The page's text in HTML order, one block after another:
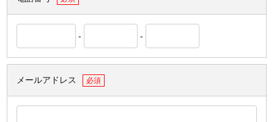
- -
メールアドレス 必須